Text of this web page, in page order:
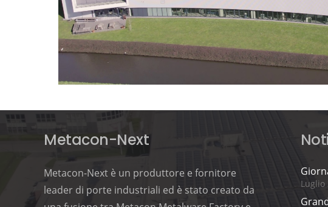
Metacon-Next
Metacon-Next è un produttore e fornitore
leader di porte industriali ed è stato creato da
Luglio